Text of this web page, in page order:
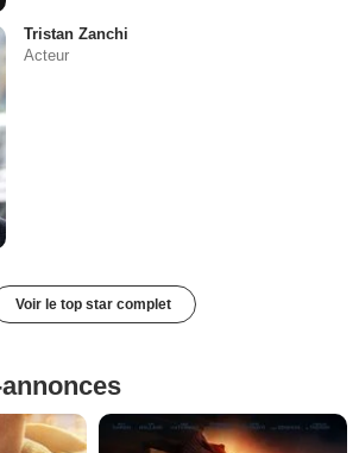
Tristan Zanchi
Acteur
Voir le top star complet